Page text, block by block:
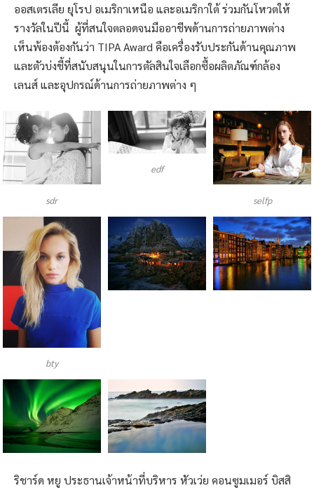
ออสเตรเลีย ยุโรป อเมริกาเหนือ และอเมริกาใต้ ร่วมกันโหวตให้
รางวัลในปีนี้ ผู้ที่สนใจตลอดจนมืออาชีพด้านการถ่ายภาพต่าง
เห็นพ้องต้องกันว่า TIPA Award คือเครื่องรับประกันด้านคุณภาพ
และตัวบ่งชี้ที่สนับสนุนในการตัลสินใจเลือกซื้อผลิตภัณฑ์กล้อง
เลนส์ และอุปกรณ์ด้านการถ่ายภาพต่าง ๆ
sdr
edf
selfp
bty
ริชาร์ด หยู ประธานเจ้าหน้าที่บริหาร หัวเว่ย คอนซูมเมอร์ บิสสิ